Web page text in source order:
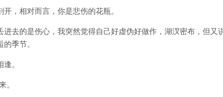
，相对而言，你是悲伤的花瓶。
去的是伤心，我突然觉得自己好虚伪好做作，湖汊密布，但又
季节。
。